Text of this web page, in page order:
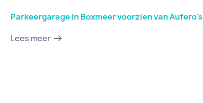
Parkeergarage in Boxmeer voorzien van Aufero's
Lees meer